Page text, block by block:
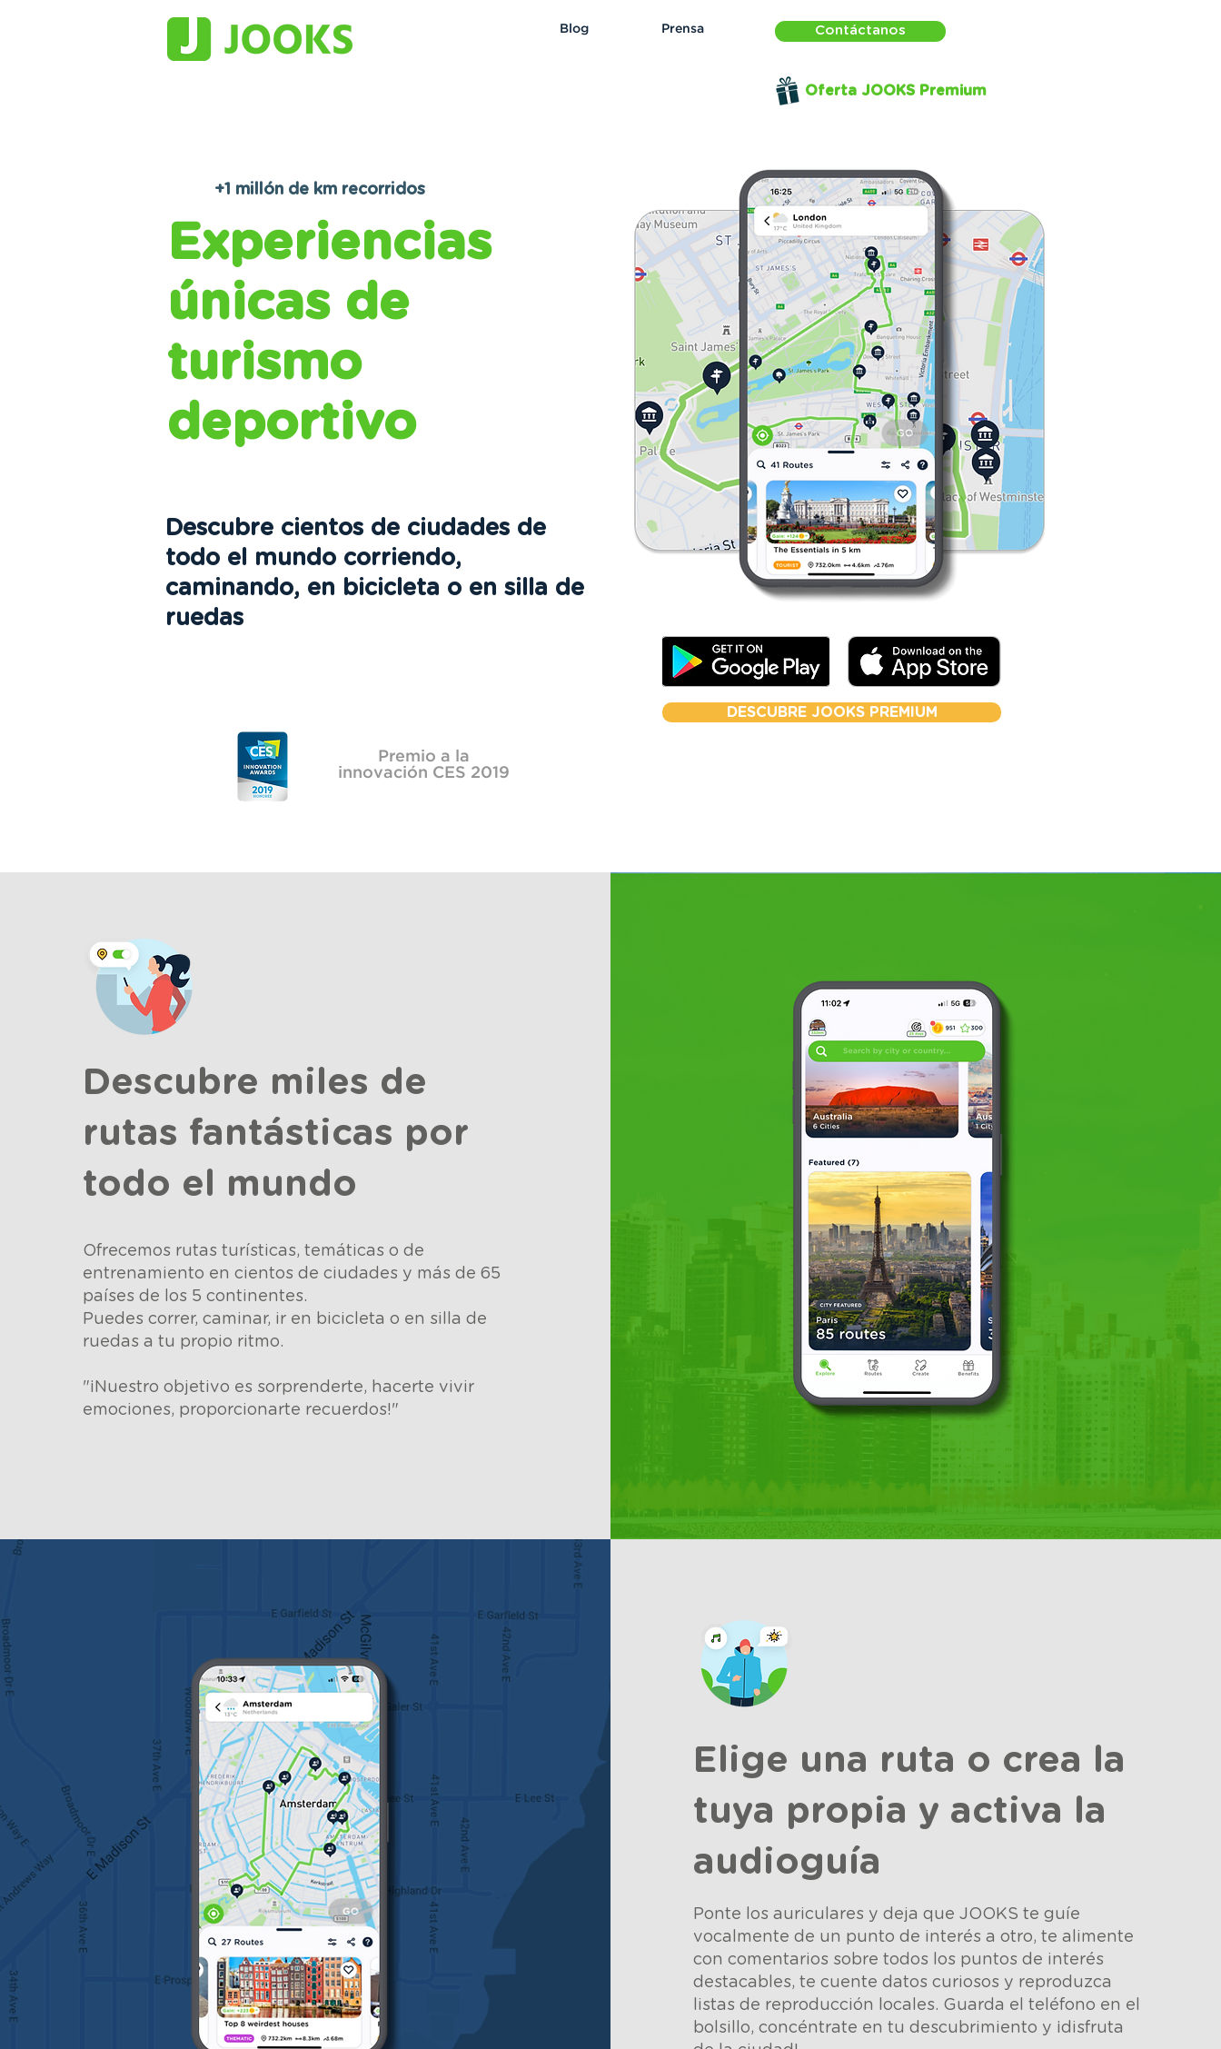
Blog Prensa Contáctanos
Oferta JOOKS Premium
+1 millón de km recorridos
Experiencias
únicas de
turismo
deportivo
Descubre cientos de ciudades de
todo el mundo corriendo,
caminando, en bicicleta o en silla de
ruedas
Premio a la
innovación CES 2019
DESCUBRE JOOKS PREMIUM
Descubre miles de
rutas fantásticas por
todo el mundo
Ofrecemos rutas turísticas, temáticas o de
entrenamiento en cientos de ciudades y más de 65
países de los 5 continentes.
Puedes correr, caminar, ir en bicicleta o en silla de
ruedas a tu propio ritmo.
"¡Nuestro objetivo es sorprenderte, hacerte vivir
emociones, proporcionarte recuerdos!"
Elige una ruta o crea la
tuya propia y activa la
audioguía
Ponte los auriculares y deja que JOOKS te guíe
vocalmente de un punto de interés a otro, te alimente
con comentarios sobre todos los puntos de interés
destacables, te cuente datos curiosos y reproduzca
listas de reproducción locales. Guarda el teléfono en el
bolsillo, concéntrate en tu descubrimiento y ¡disfruta